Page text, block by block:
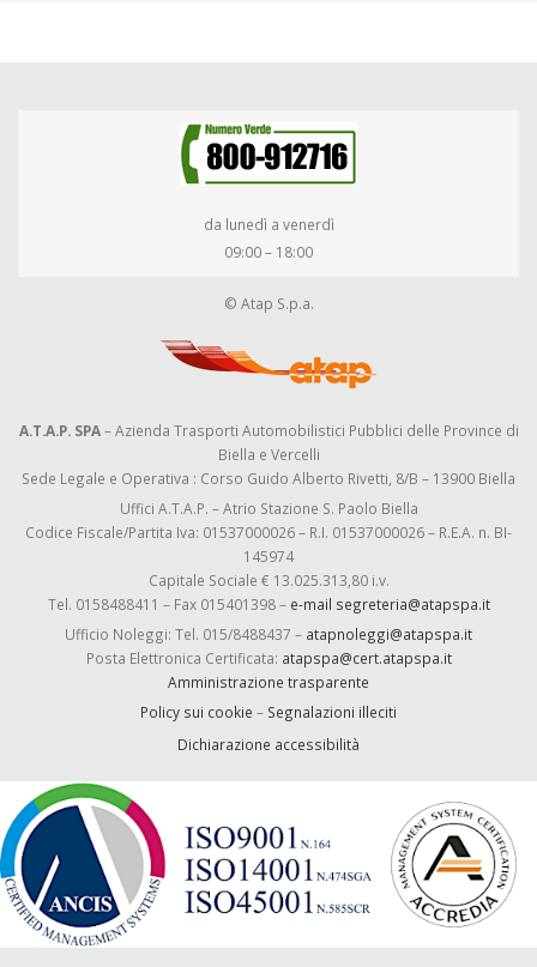
da lunedì a venerdì
09:00 – 18:00
© Atap S.p.a.
A.T.A.P. SPA– Azienda Trasporti Automobilistici Pubblici delle Province di
Biella e Vercelli
Sede Legale e Operativa : Corso Guido Alberto Rivetti, 8/B – 13900 Biella
Uffici A.T.A.P. – Atrio Stazione S. Paolo Biella
Codice Fiscale/Partita Iva: 01537000026 – R.I. 01537000026 – R.E.A. n. BI-
145974
Capitale Sociale € 13.025.313,80 i.v.
Tel. 0158488411 – Fax 015401398 – e-mail segreteria@atapspa.it
Ufficio Noleggi: Tel. 015/8488437 – atapnoleggi@atapspa.it
Posta Elettronica Certificata: atapspa@cert.atapspa.it
Amministrazione trasparente
Policy sui cookie – Segnalazioni illeciti
Dichiarazione accessibilità